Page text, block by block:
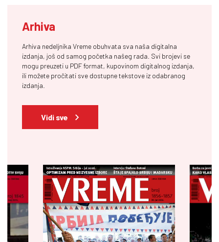
Arhiva
Arhiva nedeljnika Vreme obuhvata sva naša digitalna
izdanja, još od samog početka našeg rada. Svi brojevi se
mogu preuzeti u PDF format, kupovinom digitalnog izdanja,
ili možete pročitati sve dostupne tekstove iz odabranog
izdanja.
Vidi sve